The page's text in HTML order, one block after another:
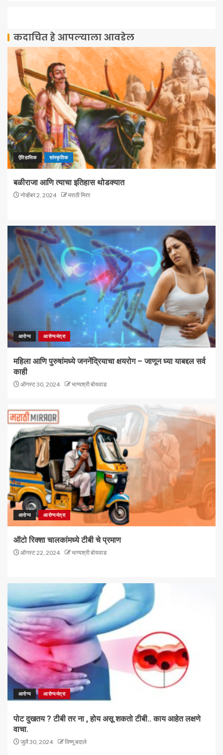
कदाचित हे आपल्याला आवडेल
ऐतिहासिक सांस्कृतिक
बळीराजा आणि त्याचा इतिहास थोडक्यात
नोव्हेंबर 2, 2024 मराठी मिरर
आरोग्य आरोग्यमंत्रा
महिला आणि पुरुषांमध्ये जननेंद्रियाचा क्षयरोग – जाणून घ्या याबद्दल सर्व
काही
ऑगस्ट 30, 2024 भाग्यश्री बोयवाड
आरोग्य आरोग्यमंत्रा
ऑटो रिक्शा चालकांमध्ये टीबी चे प्रमाण
ऑगस्ट 22, 2024 भाग्यश्री बोयवाड
आरोग्य आरोग्यमंत्रा
पोट दुखतय ? टीबी तर ना , होय असू शकतो टीबी.. काय आहेत लक्षणे
वाचा.
जुलै 30, 2024 विष्णू बदाले